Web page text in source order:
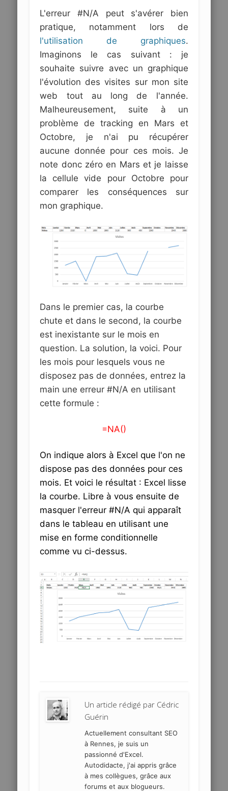
L'erreur #N/A peut s'avérer bien
pratique, notamment lors de
l'utilisation de graphiques.
Imaginons le cas suivant : je
souhaite suivre avec un graphique
l'évolution des visites sur mon site
web tout au long de l'année.
Malheureusement, suite à un
problème de tracking en Mars et
Octobre, je n'ai pu récupérer
aucune donnée pour ces mois. Je
note donc zéro en Mars et je laisse
la cellule vide pour Octobre pour
comparer les conséquences sur
mon graphique.
Dans le premier cas, la courbe
chute et dans le second, la courbe
est inexistante sur le mois en
question. La solution, la voici. Pour
les mois pour lesquels vous ne
disposez pas de données, entrez la
main une erreur #N/A en utilisant
cette formule :
=NA()
On indique alors à Excel que l'on ne
dispose pas des données pour ces
mois. Et voici le résultat : Excel lisse
la courbe. Libre à vous ensuite de
masquer l'erreur #N/A qui apparaît
dans le tableau en utilisant une
mise en forme conditionnelle
comme vu ci-dessus.
Un article rédigé par Cédric
Guérin
Actuellement consultant SEO
à Rennes, je suis un
passionné d'Excel.
Autodidacte, j'ai appris grâce
à mes collègues, grâce aux
forums et aux blogueurs.